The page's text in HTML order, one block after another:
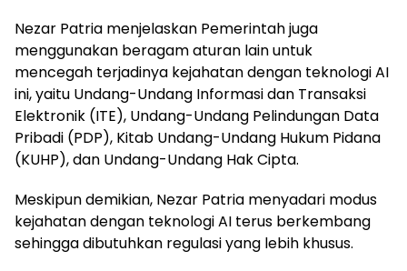
Nezar Patria menjelaskan Pemerintah juga
menggunakan beragam aturan lain untuk
mencegah terjadinya kejahatan dengan teknologi AI
ini, yaitu Undang-Undang Informasi dan Transaksi
Elektronik (ITE), Undang-Undang Pelindungan Data
Pribadi (PDP), Kitab Undang-Undang Hukum Pidana
(KUHP), dan Undang-Undang Hak Cipta.
Meskipun demikian, Nezar Patria menyadari modus
kejahatan dengan teknologi AI terus berkembang
sehingga dibutuhkan regulasi yang lebih khusus.